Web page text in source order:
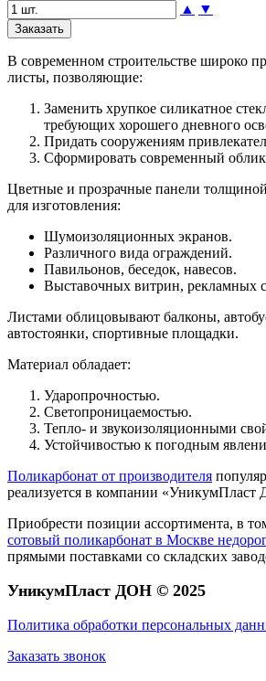
▲
▼
В современном строительстве широко
листы, позволяющие:
Заменить хрупкое силикатное
требующих хорошего дневного
Придать сооружениям
Сформировать современный облик
Цветные и прозрачные панели
для изготовления:
Шумоизоляционных экранов.
Различного вида ограждений.
Павильонов, беседок, навесов.
Выставочных витрин, рекламных
Листами облицовывают балконы,
автостоянки, спортивные площадки.
Материал обладает:
Ударопрочностью.
Светопроницаемостью.
Тепло- и звукоизоляционными
Устойчивостью к погодным
Поликарбонат от производителя
реализуется в компании
Приобрести позиции ассортимента, в
сотовый поликарбонат в Москве
прямыми поставками со складских
УникумПласт ДОН © 2025
Политика обработки персональных
Заказать звонок